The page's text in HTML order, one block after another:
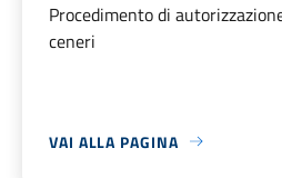
Procedimento di
ceneri
VAI ALLA PAGINA